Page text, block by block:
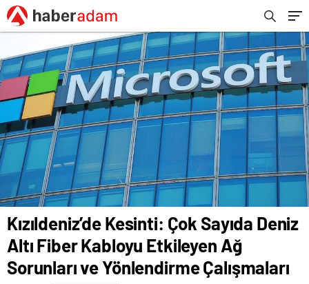
Çalışmaları
Kızıldeniz’de Kesinti: Çok Sayıda Deniz
Altı Fiber Kabloyu Etkileyen Ağ
Sorunları ve Yönlendirme Çalışmaları